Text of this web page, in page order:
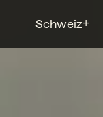
Schweiz+